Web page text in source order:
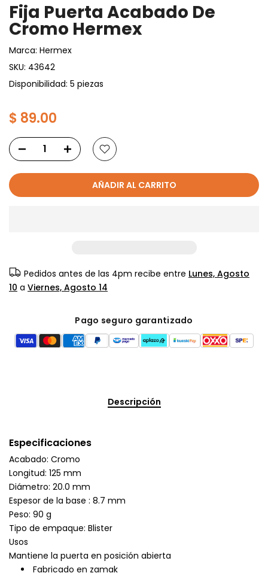
Fija Puerta Acabado De
Cromo Hermex
Marca: Hermex
SKU: 43642
Disponibilidad: 5 piezas
$ 89.00
AÑADIR AL CARRITO
Pedidos antes de las 4pm recibe entre Lunes, Agosto
10 a Viernes, Agosto 14
Pago seguro garantizado
Descripción
Especificaciones
Acabado: Cromo
Longitud: 125 mm
Diámetro: 20.0 mm
Espesor de la base : 8.7 mm
Peso: 90 g
Tipo de empaque: Blister
Usos
Mantiene la puerta en posición abierta
Fabricado en zamak